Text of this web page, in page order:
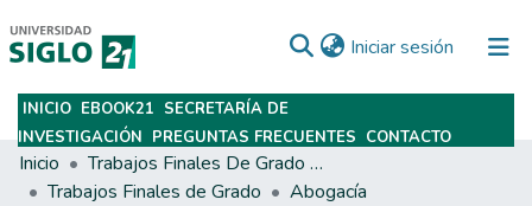
Iniciar sesión (current)
Subir
INICIO EBOOK21 SECRETARÍA DE
INVESTIGACIÓN PREGUNTAS FRECUENTES CONTACTO
Inicio
Trabajos Finales De Grado Y Posgrado
Trabajos Finales de Grado
Abogacía